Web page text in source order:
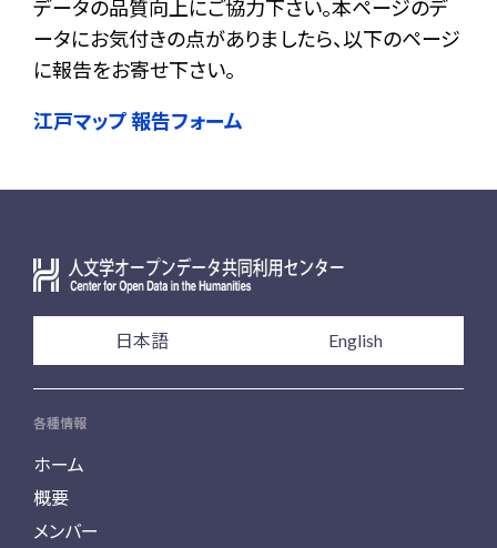
データの品質向上にご協力下さい。本ページのデ
ータにお気付きの点がありましたら、以下のページ
に報告をお寄せ下さい。
江戸マップ 報告フォーム
日本語 English
各種情報
ホーム
概要
メンバー